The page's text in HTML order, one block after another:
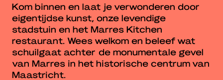
Kom binnen en laat je verwonderen door
eigentijdse kunst, onze levendige
stadstuin en het Marres Kitchen
restaurant. Wees welkom en beleef wat
schuilgaat achter de monumentale gevel
van Marres in het historische centrum van
Maastricht.